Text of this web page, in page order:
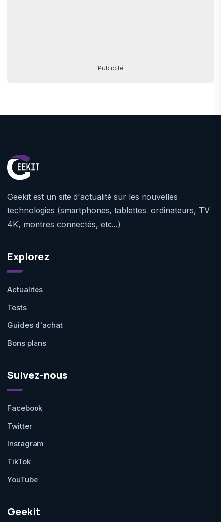
Publicité
Geekit est un site d'actualité sur les nouvelles
technologies (smartphones, tablettes, ordinateurs, TV
4K, montres connectés, etc...)
Explorez
Actualités
Tests
Guides d'achat
Bons plans
Suivez-nous
Facebook
Twitter
Instagram
TikTok
YouTube
Geekit